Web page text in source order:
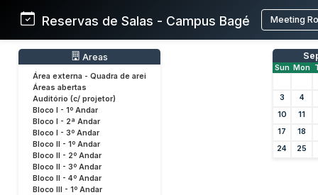
Reservas de Salas - Campus Bagé Meeting
Areas
Área externa - Quadra de arei
Áreas abertas
Auditório (c/ projetor)
Bloco I - 1º Andar
Bloco I - 2ª Andar
Bloco I - 3º Andar
Bloco II - 1º Andar
Bloco II - 2º Andar
Bloco II - 3º Andar
Bloco II - 4º Andar
Bloco III - 1º Andar
Sun Mon
3
4
10
11
17
18
24
25